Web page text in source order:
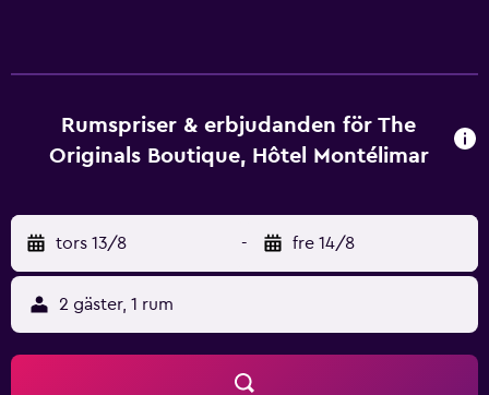
kan tillkomma.
Rumspriser & erbjudanden för The
Originals Boutique, Hôtel Montélimar
tors 13/8 - fre 14/8
2 gäster, 1 rum